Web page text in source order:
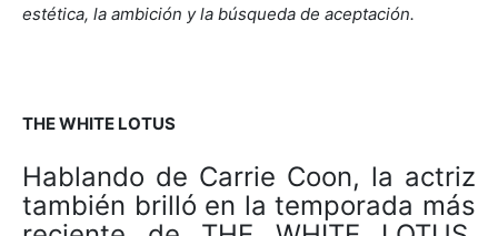
estética, la ambición y la búsqueda de aceptación.
THE WHITE LOTUS
Hablando de Carrie Coon, la actriz
también brilló en la temporada más